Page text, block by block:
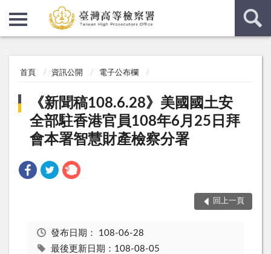
首頁 資訊公開 電子公布欄
《新聞稿108.6.28》美國國土安
全部駐香港官員108年6月25日拜
會本署智慧財產檢察分署
回上一頁
發布日期： 108-06-28
最後更新日期：108-08-05